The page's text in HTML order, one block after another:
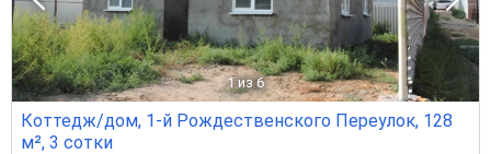
1 из 6
Коттедж/дом, 1-й Рождественского Переулок, 128
м², 3 сотки